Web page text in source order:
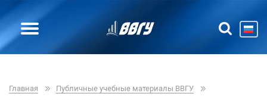
Главная
Публичные учебные материалы ВВГУ